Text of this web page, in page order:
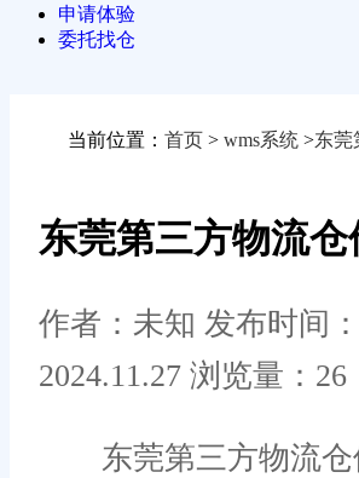
申请体验
委托找仓
当前位置： 首页 > wms系统 >东莞第
东莞第三方物流仓
作者：未知 发布时间：
2024.11.27 浏览量：26
东莞第三方物流仓